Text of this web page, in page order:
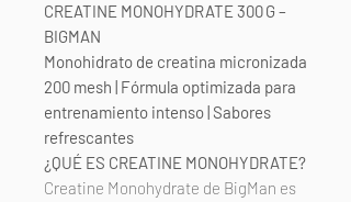
CREATINE MONOHYDRATE 300 G –
BIGMAN
Monohidrato de creatina micronizada
200 mesh | Fórmula optimizada para
entrenamiento intenso | Sabores
refrescantes
¿QUÉ ES CREATINE MONOHYDRATE?
Creatine Monohydrate de BigMan es